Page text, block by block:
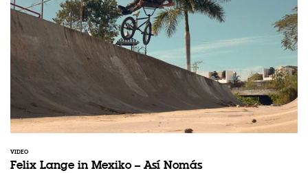
VIDEO
Felix Lange in Mexiko – Así Nomás